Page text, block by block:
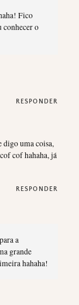
Fico
conhecer o
digo uma coisa,
cof hahaha, já
RESPONDER
a
grande
hahaha!
RESPONDER